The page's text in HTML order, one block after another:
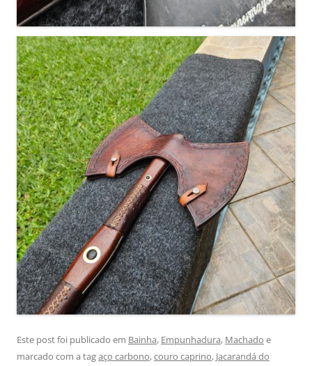
Este post foi publicado em Bainha, Empunhadura, Machado e
marcado com a tagaço carbono,couro caprino, Jacarandá do